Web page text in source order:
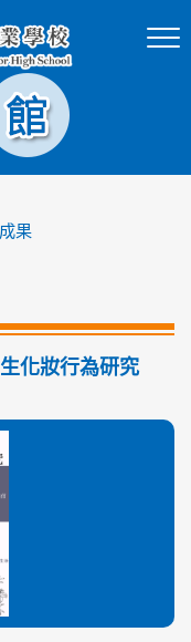
果
化妝行為研究